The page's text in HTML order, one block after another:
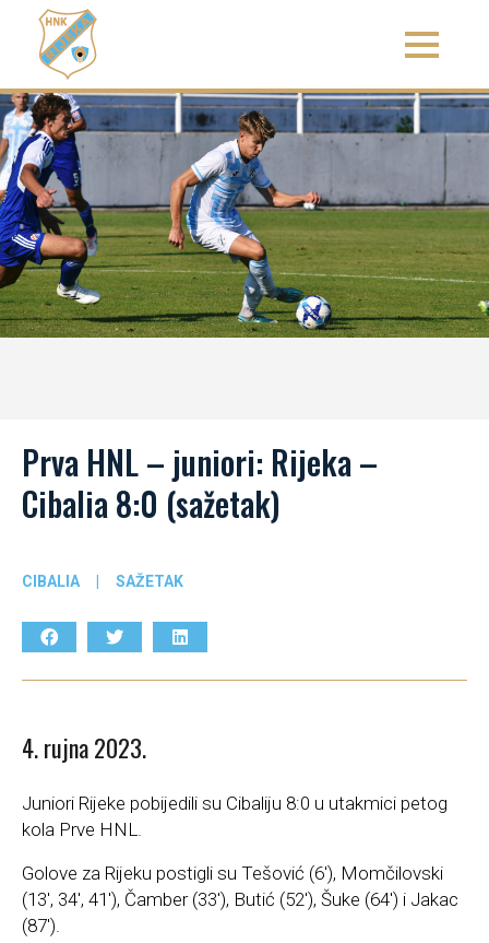
Prva HNL – juniori: Rijeka –
Cibalia 8:0 (sažetak)
CIBALIA | SAŽETAK
4. rujna 2023.
Juniori Rijeke pobijedili su Cibaliju 8:0 u utakmici petog
kola Prve HNL.
Golove za Rijeku postigli su Tešović (6′), Momčilovski
(13′, 34′, 41′), Čamber (33′), Butić (52′), Šuke (64′) i Jakac
(87′).